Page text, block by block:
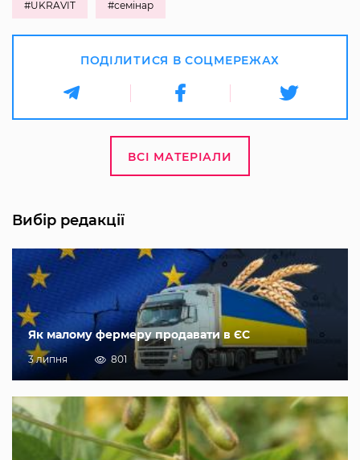
#UKRAVIT #семінар
ПОДІЛИТИСЯ В СОЦМЕРЕЖАХ
ВСІ МАТЕРІАЛИ
Вибір редакції
Як малому фермеру продавати в ЄС
3 липня 801